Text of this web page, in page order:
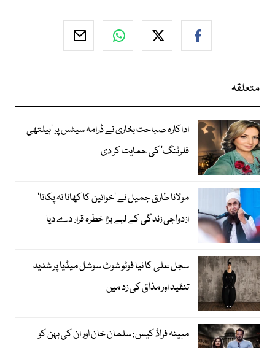
متعلقہ
اداکارہ صباحت بخاری نے ڈرامہ سیٹس پر ’ہیلتھی
فلرٹنگ‘ کی حمایت کر دی
مولانا طارق جمیل نے ’خواتین کا کھانا نہ پکانا‘
ازدواجی زندگی کے لیے بڑا خطرہ قرار دے دیا
سجل علی کا نیا فوٹو شوٹ سوشل میڈیا پر شدید
تنقید اور مذاق کی زد میں
مبینہ فراڈ کیس: سلمان خان اور ان کی بہن کو